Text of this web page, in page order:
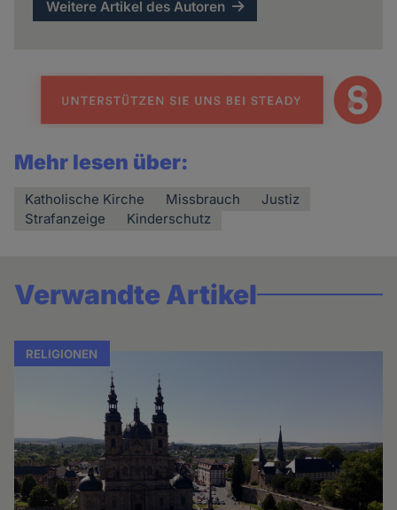
Weitere Artikel des Autoren
Mehr lesen über:
Katholische Kirche Missbrauch
Justiz
Strafanzeige
Kinderschutz
Verwandte Artikel
RELIGIONEN